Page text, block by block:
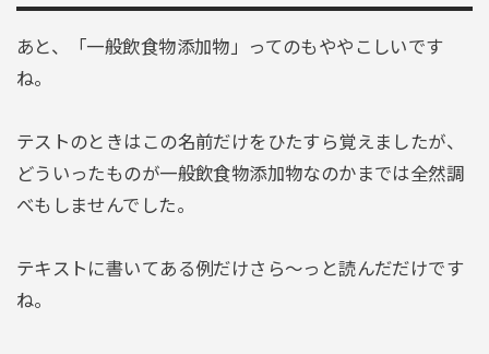
あと、「一般飲食物添加物」ってのもややこしいです
ね。
テストのときはこの名前だけをひたすら覚えましたが、
どういったものが一般飲食物添加物なのかまでは全然調
べもしませんでした。
テキストに書いてある例だけさら～っと読んだだけです
ね。